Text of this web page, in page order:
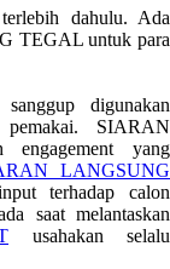
dahulu. Ada
TEGAL untuk para
sanggup digunakan
SIARAN
engagement yang
LANGSUNG
terhadap calon
saat melantaskan
usahakan selalu